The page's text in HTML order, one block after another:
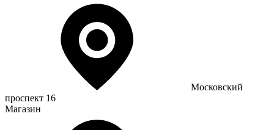
Московский
проспект 16
Магазин